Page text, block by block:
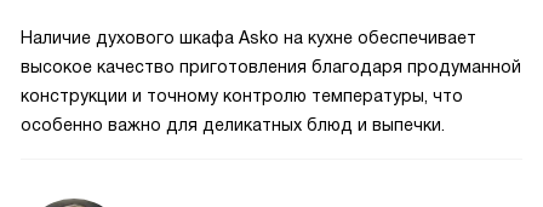
Наличие духового шкафа Asko на кухне обеспечивает
высокое качество приготовления благодаря продуманной
конструкции и точному контролю температуры, что
особенно важно для деликатных блюд и выпечки.